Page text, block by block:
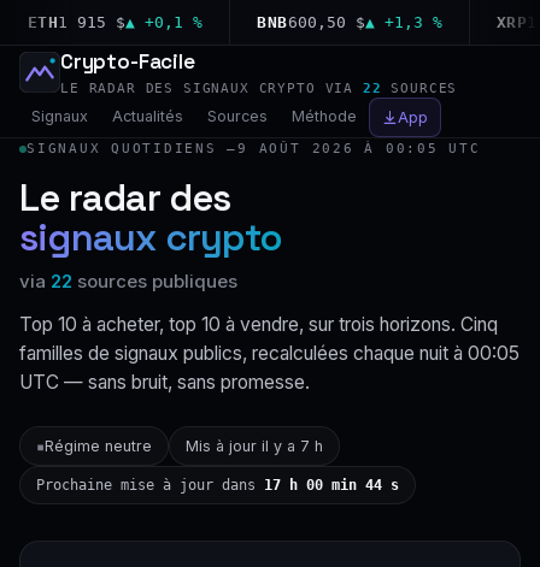
1 915 $▲ +0,1 % BNB600,50 $▲ +1,3 % XRP
Crypto-Facile
LE RADAR DES SIGNAUX CRYPTO VIA 22 SOURCES
Signaux Actualités Sources Méthode App
SIGNAUX QUOTIDIENS —9 AOÛT 2026 À 00:05 UTC
Le radar des
signaux crypto
via 22 sources publiques
Top 10 à acheter, top 10 à vendre, sur trois horizons. Cinq
familles de signaux publics, recalculées chaque nuit à 00:05
UTC — sans bruit, sans promesse.
▪Régime neutre Mis à jour il y a 7 h
Prochaine mise à jour dans 17 h 00 min 43 s